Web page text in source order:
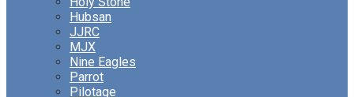
Hubsan
JJRC
MJX
Nine Eagles
Parrot
Pilotage